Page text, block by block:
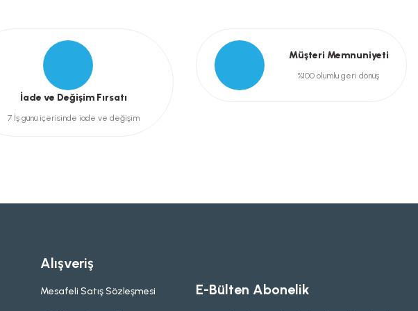
İade ve Değişim Fırsatı
7 İş günü içerisinde iade ve değişim
Müşteri Memnuniyeti
%100 olumlu geri dönüş
Alışveriş
Mesafeli Satış Sözleşmesi E-Bülten Abonelik